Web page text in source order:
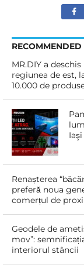
RECOMMENDED
MR.DIY a
regiunea de est,
10.000 de
Renașterea
preferă noua
comerțul de
Geodele de
mov”:
interiorul stâncii